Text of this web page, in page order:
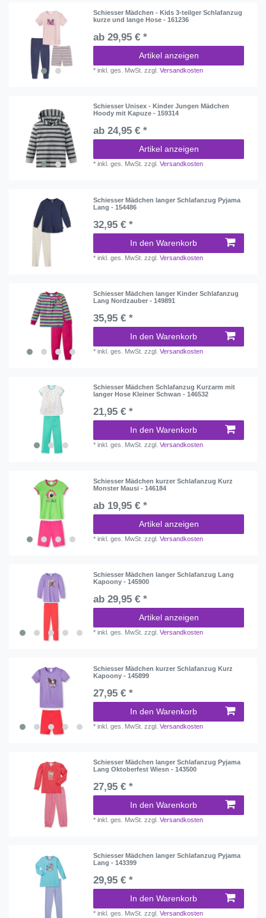
Schiesser Mädchen - Kids 3-teilger Schlafanzug
kurze und lange Hose - 161236
ab 29,95 € *
Artikel anzeigen
*inkl. ges. MwSt. zzgl.Versandkosten
Schiesser Unisex - Kinder Jungen Mädchen
Hoody mit Kapuze - 159314
ab 24,95 € *
Artikel anzeigen
*inkl. ges. MwSt. zzgl.Versandkosten
Schiesser Mädchen langer Schlafanzug Pyjama
Lang - 154486
32,95 € *
In den Warenkorb
*inkl. ges. MwSt. zzgl.Versandkosten
Schiesser Mädchen langer Kinder Schlafanzug
Lang Nordzauber - 149891
35,95 € *
In den Warenkorb
*inkl. ges. MwSt. zzgl.Versandkosten
Schiesser Mädchen Schlafanzug Kurzarm mit
langer Hose Kleiner Schwan - 146532
21,95 € *
In den Warenkorb
*inkl. ges. MwSt. zzgl.Versandkosten
Schiesser Mädchen kurzer Schlafanzug Kurz
Monster Mausi - 146184
ab 19,95 € *
Artikel anzeigen
*inkl. ges. MwSt. zzgl.Versandkosten
Schiesser Mädchen langer Schlafanzug Lang
Kapoony - 145900
ab 29,95 € *
Artikel anzeigen
*inkl. ges. MwSt. zzgl.Versandkosten
Schiesser Mädchen kurzer Schlafanzug Kurz
Kapoony - 145899
27,95 € *
In den Warenkorb
*inkl. ges. MwSt. zzgl.Versandkosten
Schiesser Mädchen langer Schlafanzug Pyjama
Lang Oktoberfest Wiesn - 143500
27,95 € *
In den Warenkorb
*inkl. ges. MwSt. zzgl.Versandkosten
Schiesser Mädchen langer Schlafanzug Pyjama
Lang - 143399
29,95 € *
In den Warenkorb
*inkl. ges. MwSt. zzgl.Versandkosten